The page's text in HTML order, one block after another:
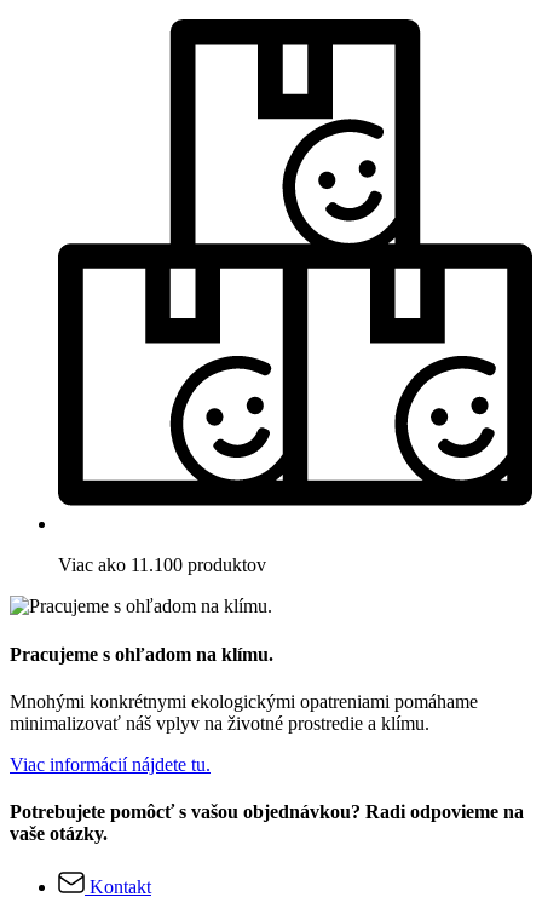
Viac ako 11.100 produktov
Pracujeme s ohľadom na klímu.
Mnohými konkrétnymi ekologickými opatreniami pomáhame
minimalizovať náš vplyv na životné prostredie a klímu.
Viac informácií nájdete tu.
Potrebujete pomôcť s vašou objednávkou? Radi odpovieme na
vaše otázky.
Kontakt